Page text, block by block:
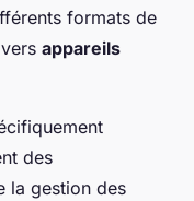
formats de
appareils
des
la gestion des